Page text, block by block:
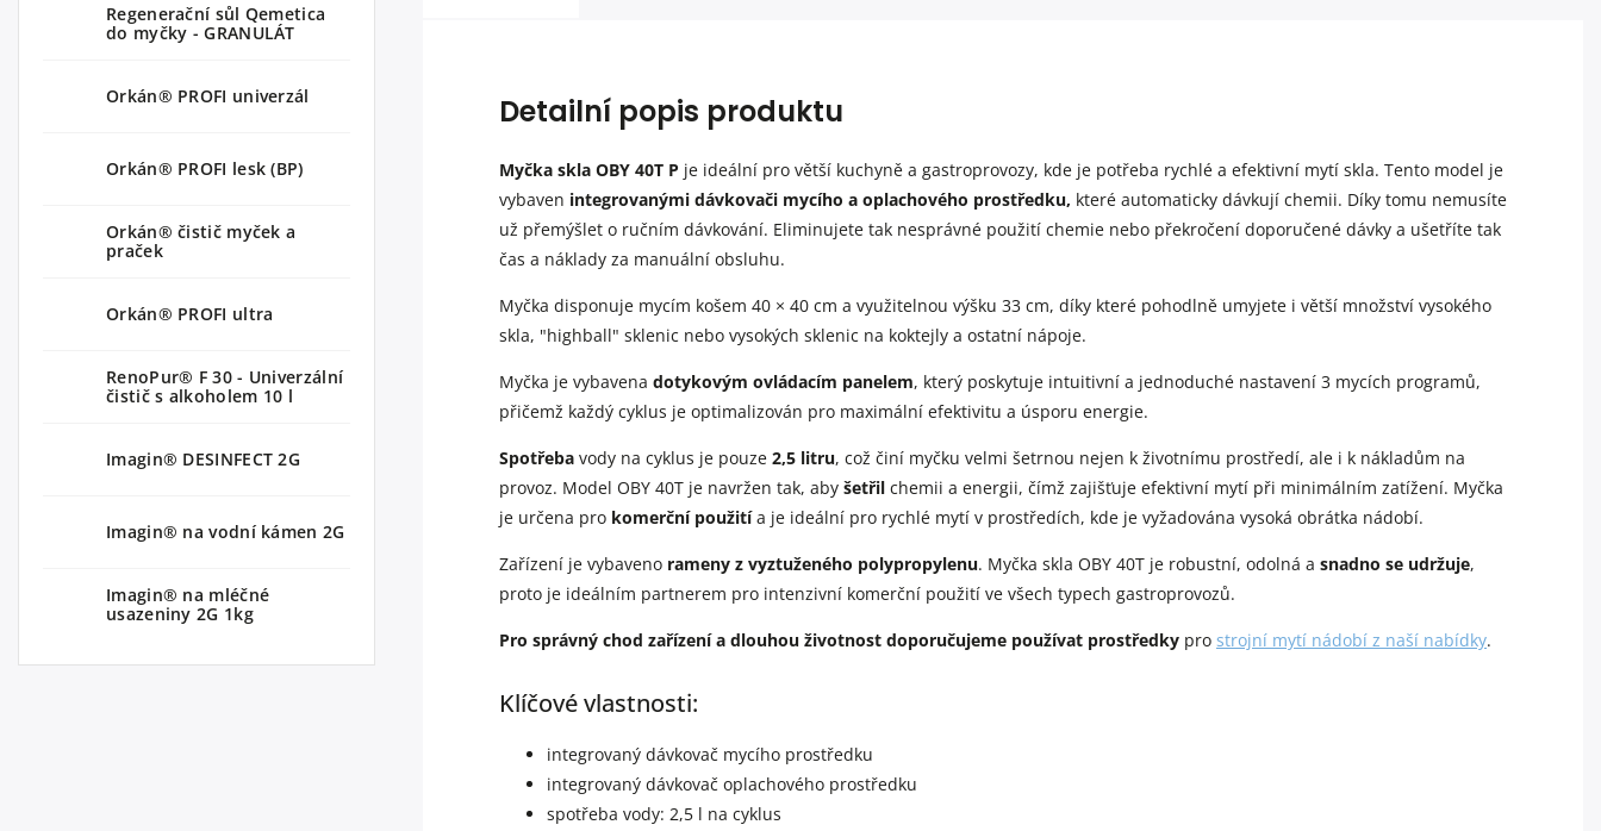
Regenerační sůl Qemetica
do myčky - GRANULÁT
Orkán® PROFI univerzál
Orkán® PROFI lesk (BP)
Orkán® čistič myček a
praček
Orkán® PROFI ultra
RenoPur® F 30 - Univerzální
čistič s alkoholem 10 l
Imagin® DESINFECT 2G
Imagin® na vodní kámen 2G
Imagin® na mléčné
usazeniny 2G 1kg
Detailní popis produktu
Myčka skla OBY 40T P je ideální pro větší kuchyně a gastroprovozy, kde je potřeba rychlé a efektivní mytí skla. Tento model je
vybaven integrovanými dávkovači mycího a oplachového prostředku, které automaticky dávkují chemii. Díky tomu nemusíte
už přemýšlet o ručním dávkování. Eliminujete tak nesprávné použití chemie nebo překročení doporučené dávky a ušetříte tak
čas a náklady za manuální obsluhu.
Myčka disponuje mycím košem 40 × 40 cm a využitelnou výšku 33 cm, díky které pohodlně umyjete i větší množství vysokého
skla, "highball" sklenic nebo vysokých sklenic na koktejly a ostatní nápoje.
Myčka je vybavena dotykovým ovládacím panelem, který poskytuje intuitivní a jednoduché nastavení 3 mycích programů,
přičemž každý cyklus je optimalizován pro maximální efektivitu a úsporu energie.
Spotřeba vody na cyklus je pouze 2,5 litru, což činí myčku velmi šetrnou nejen k životnímu prostředí, ale i k nákladům na
provoz. Model OBY 40T je navržen tak, aby šetřil chemii a energii, čímž zajišťuje efektivní mytí při minimálním zatížení. Myčka
je určena pro komerční použitía je ideální pro rychlé mytí v prostředích, kde je vyžadována vysoká obrátka nádobí.
Zařízení je vybaveno rameny z vyztuženého polypropylenu. Myčka skla OBY 40T je robustní, odolná a snadno se udržuje,
proto je ideálním partnerem pro intenzivní komerční použití ve všech typech gastroprovozů.
Pro správný chod zařízení a dlouhou životnost doporučujeme používat prostředky pro strojní mytí nádobí z naší nabídky.
Klíčové vlastnosti:
integrovaný dávkovač mycího prostředku
integrovaný dávkovač oplachového prostředku
spotřeba vody: 2,5 l na cyklus